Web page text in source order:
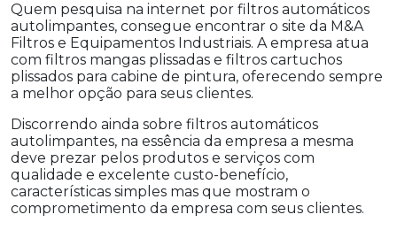
Quem pesquisa na internet por filtros automáticos
autolimpantes, consegue encontrar o site da M&A
Filtros e Equipamentos Industriais. A empresa atua
com filtros mangas plissadas e filtros cartuchos
plissados para cabine de pintura, oferecendo sempre
a melhor opção para seus clientes.
Discorrendo ainda sobre filtros automáticos
autolimpantes, na essência da empresa a mesma
deve prezar pelos produtos e serviços com
qualidade e excelente custo-benefício,
características simples mas que mostram o
comprometimento da empresa com seus clientes.